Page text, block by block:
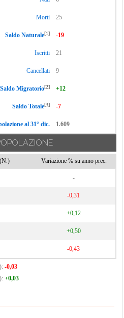
Morti 25
Saldo Naturale[1] -19
Iscritti 21
Cancellati 9
Saldo Migratorio[2] +12
Saldo Totale[3] -7
al 31° dic. 1.609
Variazione % su anno prec.
-
-0,31
+0,12
+0,50
-0,43
-0,03
+0,03